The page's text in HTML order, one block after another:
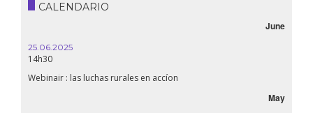
CALENDARIO
June
25.06.2025
14h30
Webinair : las luchas rurales en accíon
May